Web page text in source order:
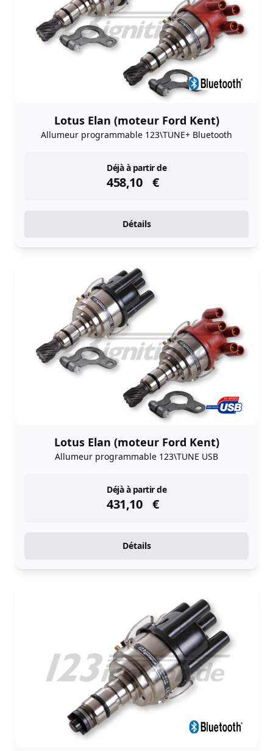
Lotus Elan (moteur Ford Kent)
Allumeur programmable 123\TUNE+ Bluetooth
Déjà à partir de
458,10 €
instock
Détails
Lotus Elan (moteur Ford Kent)
Allumeur programmable 123\TUNE USB
Déjà à partir de
431,10 €
instock
Détails